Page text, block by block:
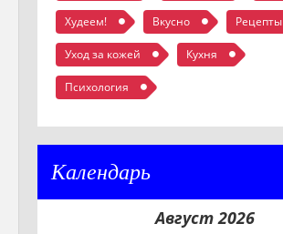
Худеем! Вкусно Рецепты
Уход за кожей Кухня
Психология
Календарь
Август 2026